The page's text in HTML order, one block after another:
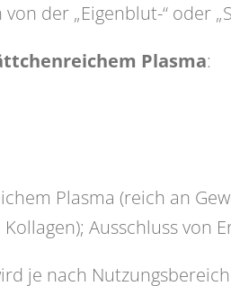
der „Eigenblut-“ oder
Plasma:
Plasma (reich an
Ausschluss von
je nach